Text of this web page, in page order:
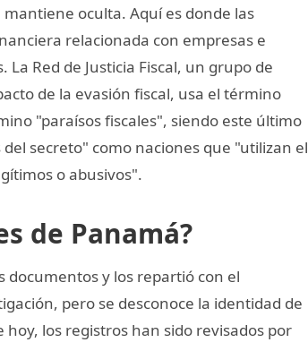
oculta. Aquí es donde las
relacionada con empresas e
Red de Justicia Fiscal, un grupo de
de la evasión fiscal, usa el término
"paraísos fiscales", siendo este último
secreto" como naciones que "utilizan el
o abusivos".
de Panamá?
documentos y los repartió con el
pero se desconoce la identidad de
los registros han sido revisados por